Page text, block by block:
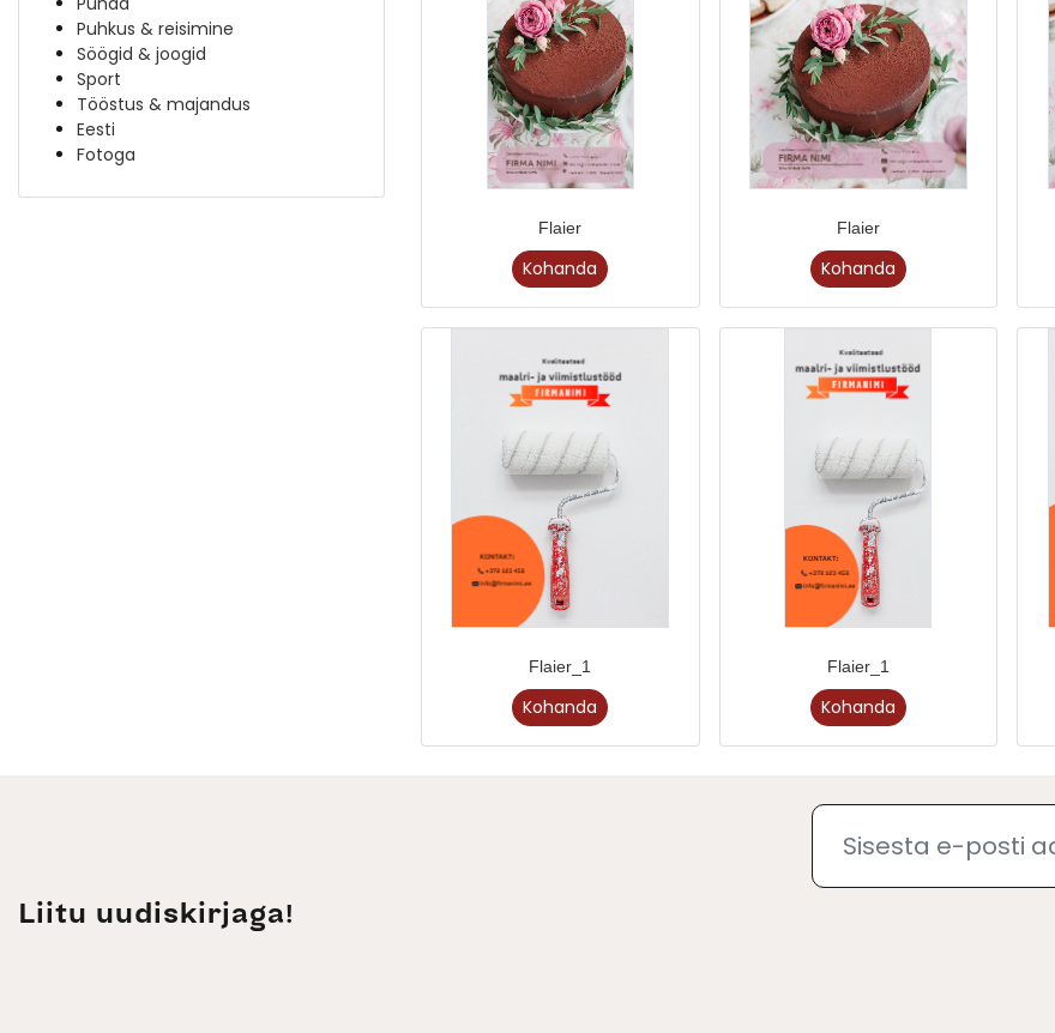
Puhkus & reisimine
Söögid & joogid
Sport
Tööstus & majandus
Eesti
Fotoga
Flaier
Kohanda
Flaier
Kohanda
Flaier_1
Kohanda
Flaier_1
Kohanda
Liitu uudiskirjaga!